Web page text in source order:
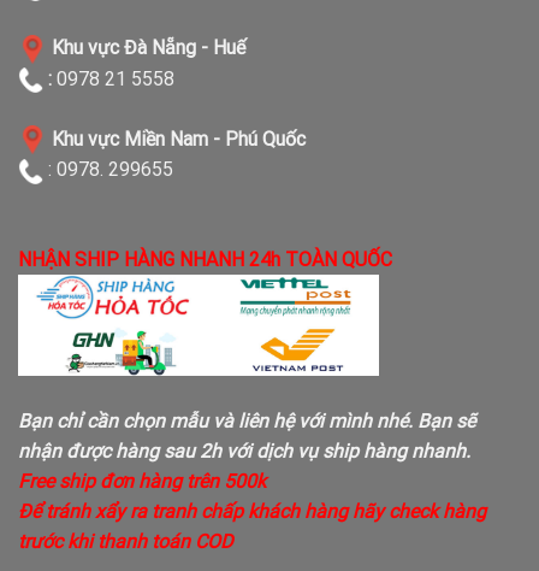
Khu vực Đà Nẵng - Huế
: 0978 21 5558
Khu vực Miền Nam - Phú Quốc
: 0978. 299655
NHẬN SHIP HÀNG NHANH 24h TOÀN QUỐC
Bạn chỉ cần chọn mẫu và liên hệ với mình nhé. Bạn sẽ
nhận được hàng sau 2h với dịch vụ ship hàng nhanh.
Free ship đơn hàng trên 500k
Để tránh xẩy ra tranh chấp khách hàng hãy check hàng
trước khi thanh toán COD